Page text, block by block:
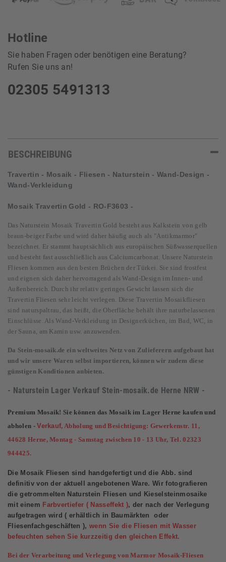
Hotline
Sie haben Fragen oder benötigen eine Beratung?
Rufen Sie uns an!
02305 5491313
BESCHREIBUNG
Travertin - Mosaik - Fliesen - Naturstein - Wand-Design -
Wand-Verkleidung
Mosaik Travertin Gold - RO-F3603 -
Das Naturstein Mosaik Travertin Gold besteht aus Kalkstein von gelb
braun-beiger Farbe und wird daher häufig auch als "Antikmarmor"
bezeichnet. Er stammt hauptsächlich aus europäischen Süßwasserquellen
und besteht fast ausschließlich aus Calciumcarbonat. Unsere Naturstein
Fliesen kommen aus den besten Brüchen der Türkei. Sie sind frostfest
und eignen sich daher hervorragend als Wand-Design im Innen- und
Außenbereich. Durch ihr relativ geringes Gewicht lassen sich die
Travertin Fliesen sehr leicht verlegen. Diese Travertin Mosaikfliesen
sind naturspaltrau, das heißt, die Oberfläche behält ihre naturbelassenen
Einschlüsse. Als Wand-Verkleidung in Designerküchen, im Bad, WC, in
der Sauna, am Kamin usw. anzuwenden.
Da Stein-mosaik.de ein weltweites Netz von Zulieferern aufgebaut hat
und wir unsere Waren selbst importieren, können wir zudem diese
günstigen Konditionen anbieten.
- Naturstein Lager Verkauf Stein-mosaik.de Herne NRW -
Premium Mosaik! Sie können das Mosaik im Lager Herne kaufen und
abholen - Verkauf, Abholung und Besichtigung: Gewerkenstr. 11,
44628 Herne, Montag - Samstag zwischen 10 - 13 Uhr, Tel. 02323
944425.
Die Mosaik Fliesen sind handgefertigt und die Abb. sind
definitiv von der aktuell angebotenen Ware. Wir fotografieren
die getrommelten Naturstein Fliesen und Kieselsteinmosaike
mit einem Farbvertiefer ( Nasseffekt ), der nach der Verlegung
aufgetragen wird ( erhältlich in Baumärkten oder
Fliesenfachgeschäften ),wenn Sie die Fliesen mit Wasser
befeuchten sehen Sie kurzzeitig den gleichen Effekt.
Bei der Verarbeitung und Verlegung von Marmor Mosaik-Fliesen